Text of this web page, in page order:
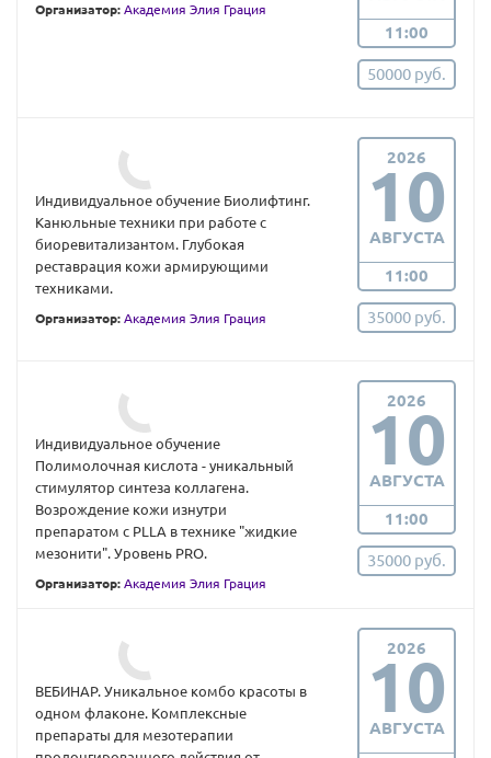
Организатор: Академия Элия Грация
11:00
50000 руб.
Индивидуальное обучение Биолифтинг.
Канюльные техники при работе с
биоревитализантом. Глубокая
реставрация кожи армирующими
техниками.
Организатор: Академия Элия Грация
2026
10
АВГУСТА
11:00
35000 руб.
Индивидуальное обучение
Полимолочная кислота - уникальный
стимулятор синтеза коллагена.
Возрождение кожи изнутри
препаратом с PLLA в технике "жидкие
мезонити". Уровень PRO.
Организатор: Академия Элия Грация
2026
10
АВГУСТА
11:00
35000 руб.
ВЕБИНАР. Уникальное комбо красоты в
одном флаконе. Комплексные
препараты для мезотерапии
2026
10
АВГУСТА